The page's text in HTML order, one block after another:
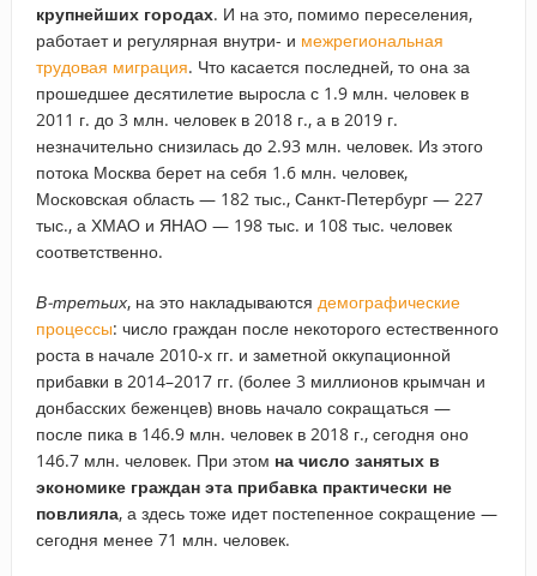
крупнейших городах. И на это, помимо переселения,
работает и регулярная внутри- и межрегиональная
трудовая миграция. Что касается последней, то она за
прошедшее десятилетие выросла с 1.9 млн. человек в
2011 г. до 3 млн. человек в 2018 г., а в 2019 г.
незначительно снизилась до 2.93 млн. человек. Из этого
потока Москва берет на себя 1.6 млн. человек,
Московская область — 182 тыс., Санкт-Петербург — 227
тыс., а ХМАО и ЯНАО — 198 тыс. и 108 тыс. человек
соответственно.
В-третьих, на это накладываются демографические
процессы: число граждан после некоторого естественного
роста в начале 2010-х гг. и заметной оккупационной
прибавки в 2014–2017 гг. (более 3 миллионов крымчан и
донбасских беженцев) вновь начало сокращаться —
после пика в 146.9 млн. человек в 2018 г., сегодня оно
146.7 млн. человек. При этом на число занятых в
экономике граждан эта прибавка практически не
повлияла, а здесь тоже идет постепенное сокращение —
сегодня менее 71 млн. человек.